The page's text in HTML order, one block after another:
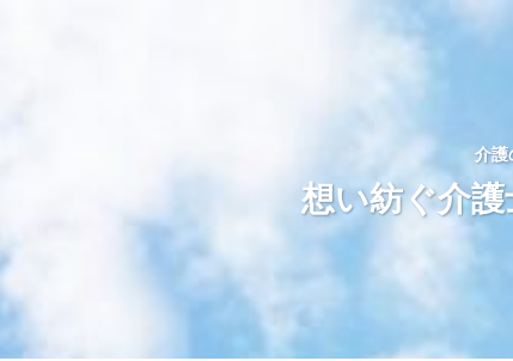
介護
想い紡ぐ介